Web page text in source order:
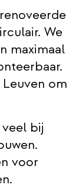
We
maximaal
om
bij
voor